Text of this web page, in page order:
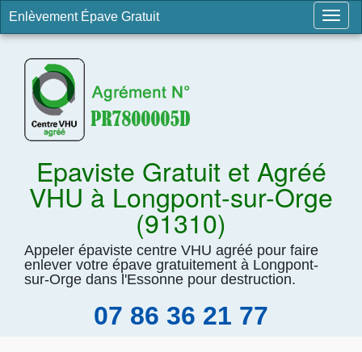
Enlèvement Épave Gratuit
Epaviste Gratuit et Agréé
VHU à Longpont-sur-Orge
(91310)
Appeler épaviste centre VHU agréé pour faire
enlever votre épave gratuitement à Longpont-
sur-Orge dans l'Essonne pour destruction.
07 86 36 21 77